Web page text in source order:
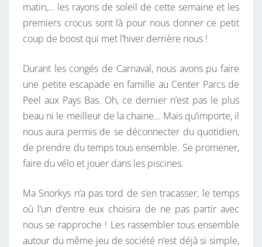
T
P
A
S
É
?
matin,… les rayons de soleil de cette semaine et les
premiers crocus sont là pour nous donner ce petit
coup de boost qui met l’hiver derrière nous !
Durant les congés de Carnaval, nous avons pu faire
une petite escapade en famille au Center Parcs de
Peel aux Pays Bas. Oh, ce dernier n’est pas le plus
beau ni le meilleur de la chaine… Mais qu’importe, il
nous aura permis de se déconnecter du quotidien,
de prendre du temps tous ensemble. Se promener,
faire du vélo et jouer dans les piscines.
Ma Snorkys n’a pas tord de s’en tracasser, le temps
où l’un d’entre eux choisira de ne pas partir avec
nous se rapproche ! Les rassembler tous ensemble
autour du même jeu de société n’est déjà si simple,